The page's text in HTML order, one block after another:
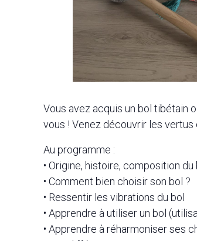
Vous avez acquis un bol tibétain
vous ! Venez découvrir les
Au programme :
• Origine, histoire, composition
• Comment bien choisir son bol ?
• Ressentir les vibrations du bol
• Apprendre à utiliser un bol
• Apprendre à réharmoniser ses